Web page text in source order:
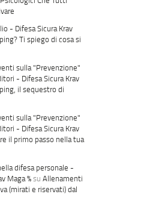
- Difesa Sicura Krav
Ti spiego di cosa si
sulla "Prevenzione"
- Difesa Sicura Krav
il sequestro di
sulla "Prevenzione"
- Difesa Sicura Krav
il primo passo nella tua
difesa personale -
Maga %suAllenamenti
(mirati e riservati) dal